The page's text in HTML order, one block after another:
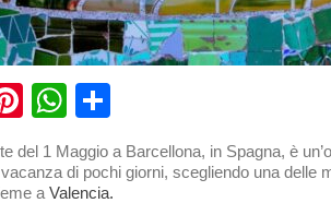
Pinterest
WhatsApp
del 1 Maggio a Barcellona, in Spagna, è
di pochi giorni, scegliendo una delle
a Valencia.